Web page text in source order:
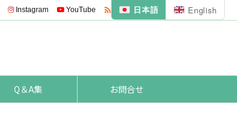
Q＆A集 お問合せ
Instagram YouTube  RSS Feedly
日本語 English